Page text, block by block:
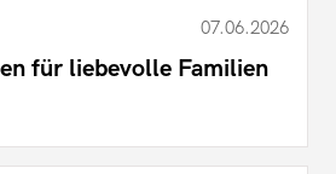
07.06.2026
für liebevolle Familien